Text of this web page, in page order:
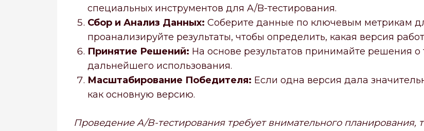
специальных инструментов для A/B-тестирования.
Сбор и Анализ Данных: Соберите данные по ключевым метрикам
проанализируйте результаты, чтобы определить, какая версия
Принятие Решений: На основе результатов принимайте решения
дальнейшего использования.
Масштабирование Победителя: Если одна версия дала
как основную версию.
Проведение A/B-тестирования требует внимательного планирования,